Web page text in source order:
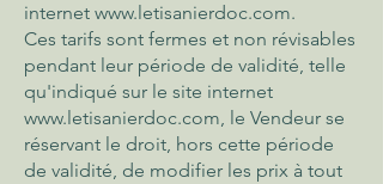
internet www.letisanierdoc.com.
Ces tarifs sont fermes et non révisables
pendant leur période de validité, telle
qu'indiqué sur le site internet
www.letisanierdoc.com, le Vendeur se
réservant le droit, hors cette période
de validité, de modifier les prix à tout